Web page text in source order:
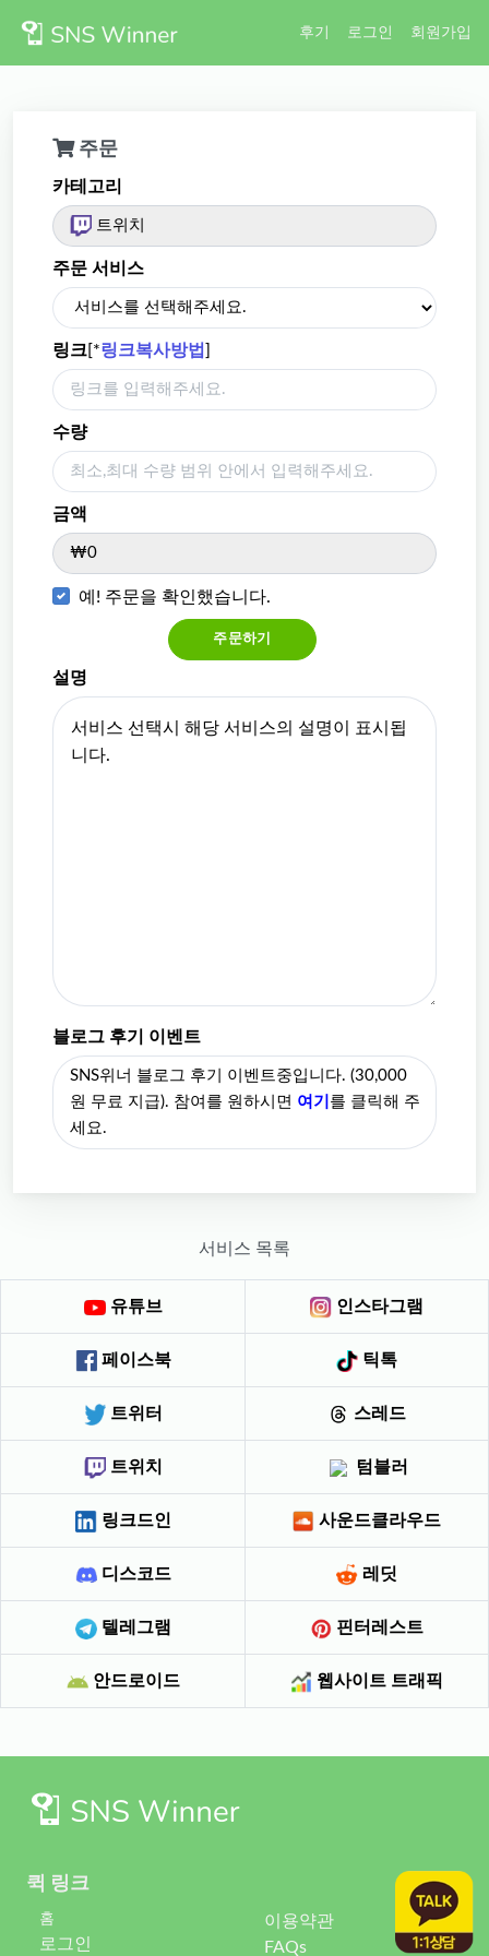
후기 로그인 회원가입
주문
카테고리
트위치
주문 서비스
링크[*링크복사방법 ]
수량
금액
₩0
예! 주문을 확인했습니다.
주문하기
설명
블로그 후기 이벤트
SNS위너 블로그 후기 이벤트중입니다. (30,000
원 무료 지급). 참여를 원하시면 여기 를 클릭해 주
세요.
서비스 목록
유튜브 인스타그램
페이스북 틱톡
트위터 스레드
트위치 텀블러
링크드인 사운드클라우드
디스코드 레딧
텔레그램 핀터레스트
안드로이드 웹사이트 트래픽
퀵 링크
홈
로그인
이용약관
FAQs